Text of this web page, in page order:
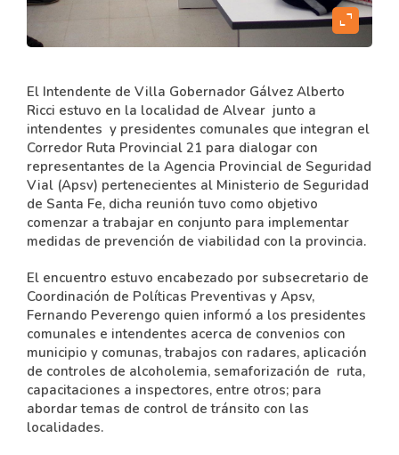
expand_content
El Intendente de Villa Gobernador Gálvez Alberto
Ricci estuvo en la localidad de Alvear junto a
intendentes y presidentes comunales que integran el
Corredor Ruta Provincial 21 para dialogar con
representantes de la Agencia Provincial de Seguridad
Vial (Apsv) pertenecientes al Ministerio de Seguridad
de Santa Fe, dicha reunión tuvo como objetivo
comenzar a trabajar en conjunto para implementar
medidas de prevención de viabilidad con la provincia.
El encuentro estuvo encabezado por subsecretario de
Coordinación de Políticas Preventivas y Apsv,
Fernando Peverengo quien informó a los presidentes
comunales e intendentes acerca de convenios con
municipio y comunas, trabajos con radares, aplicación
de controles de alcoholemia, semaforización de ruta,
capacitaciones a inspectores, entre otros; para
abordar temas de control de tránsito con las
localidades.